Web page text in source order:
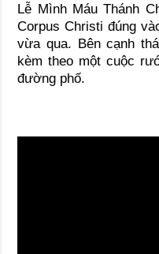
Lễ Mình Máu Thánh
Corpus Christi đúng
vừa qua. Bên cạnh
kèm theo một cuộc
đường phố.